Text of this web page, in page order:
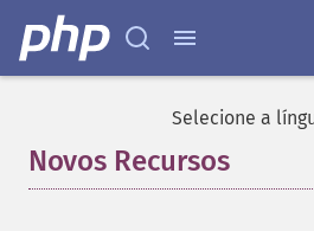
Selecione a
Novos Recursos